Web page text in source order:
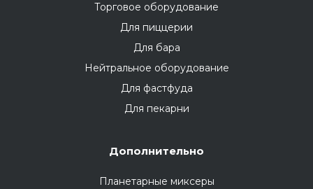
Торговое оборудование
Для пиццерии
Для бара
Нейтральное оборудование
Для фастфуда
Для пекарни
Дополнительно
Планетарные миксеры